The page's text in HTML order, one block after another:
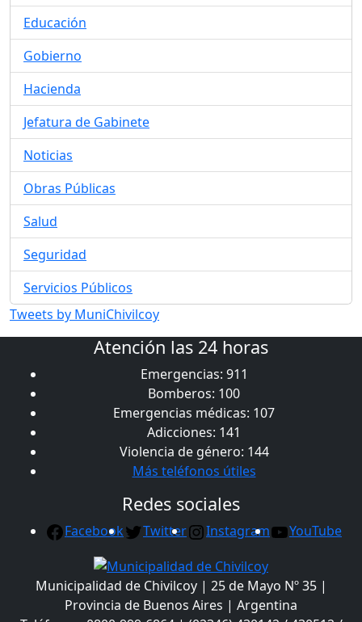
Educación
Gobierno
Hacienda
Jefatura de Gabinete
Noticias
Obras Públicas
Salud
Seguridad
Servicios Públicos
Tweets by MuniChivilcoy
Atención las 24 horas
Emergencias: 911
Bomberos: 100
Emergencias médicas: 107
Adicciones: 141
Violencia de género: 144
Más teléfonos útiles
Redes sociales
Facebook Twitter Instagram YouTube
Municipalidad de Chivilcoy | 25 de Mayo Nº 35 |
Provincia de Buenos Aires | Argentina